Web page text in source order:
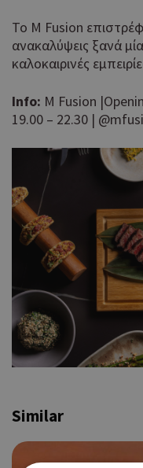
Το M Fusion
ανακαλύψεις ξανά
καλοκαιρινές
Info: M Fusion
19.00 – 22.30 |
Similar